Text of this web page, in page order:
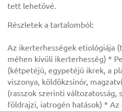
tett lehetõvé.
Részletek a tartalomból:
Az ikerterhességek etiológiája
méhen kívüli ikerterhesség) *
(kétpetéjû, egypetéjû ikrek, a
viszonya, köldökzsinór,
(rasszok szerinti változatosság,
földrajzi, iatrogén hatások) * Az